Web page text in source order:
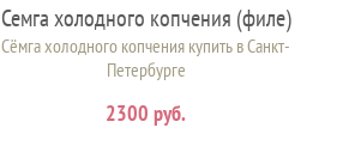
Семга холодного копчения (филе)
Сёмга холодного копчения купить в Санкт-
Петербурге
2300 руб.